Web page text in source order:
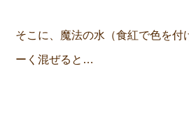
そこに、魔法の水（食紅で色を付
ーく混ぜると…